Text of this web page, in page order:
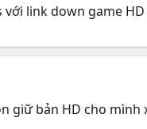
link down game
giữ bản HD cho mình